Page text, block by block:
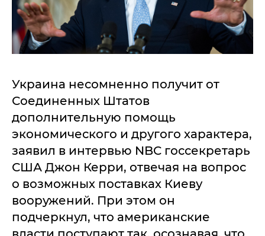
Украина несомненно получит от
Соединенных Штатов
дополнительную помощь
экономического и другого характера,
заявил в интервью NBC госсекретарь
США Джон Керри, отвечая на вопрос
о возможных поставках Киеву
вооружений. При этом он
подчеркнул, что американские